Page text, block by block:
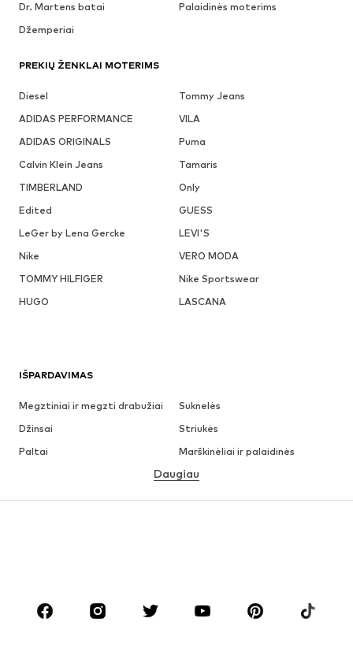
Dr. Martens batai
Palaidinės moterims
Džemperiai
PREKIŲ ŽENKLAI MOTERIMS
Diesel
Tommy Jeans
ADIDAS PERFORMANCE
VILA
ADIDAS ORIGINALS
Puma
Calvin Klein Jeans
Tamaris
TIMBERLAND
Only
Edited
GUESS
LeGer by Lena Gercke
LEVI'S
Nike
VERO MODA
TOMMY HILFIGER
Nike Sportswear
HUGO
LASCANA
IŠPARDAVIMAS
Megztiniai ir megzti drabužiai
Suknelės
Džinsai
Striukės
Paltai
Marškinėliai ir palaidinės
Apatiniai
Sijonai
Palaidinės ir tunikos
Aksesuarai
Premium
Daugiau